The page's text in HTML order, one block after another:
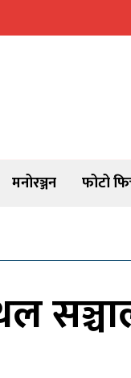
मनोरञ्जन फोटो